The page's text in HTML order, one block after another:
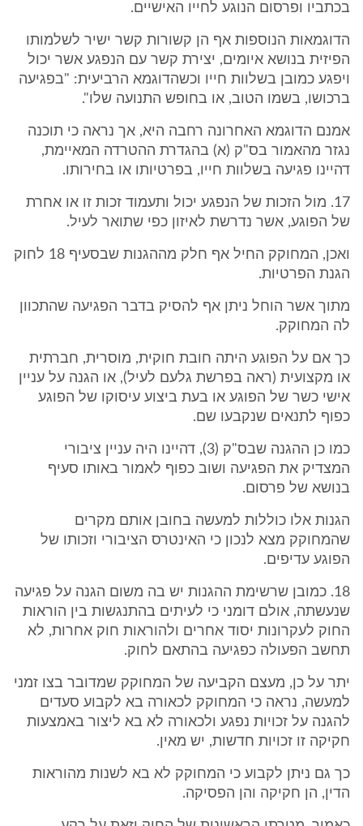
בכתביו ופרסום הנוגע לחייו האישיים.
הדוגמאות הנוספות אף הן קשורות קשר ישיר לשלמותו
הפיזית בנושא איומים, יצירת קשר עם הנפגע אשר יכול
ויפגע כמובן בשלוות חייו וכשהדוגמא הרביעית: "בפגיעה
ברכושו, בשמו הטוב, או בחופש התנועה שלו".
אמנם הדוגמא האחרונה רחבה היא, אך נראה כי תוכנה
נגזר מהאמור בס"ק (א) בהגדרת ההטרדה המאיימת,
דהיינו פגיעה בשלוות חייו, בפרטיותו או בחירותו.
17. מול הזכות של הנפגע יכול ותעמוד זכות זו או אחרת
של הפוגע, אשר נדרשת לאיזון כפי שתואר לעיל.
ואכן, המחוקק החיל אף חלק מההגנות שבסעיף 18 לחוק
הגנת הפרטיות.
מתוך אשר הוחל ניתן אף להסיק בדבר הפגיעה שהתכוון
לה המחוקק.
כך אם על הפוגע היתה חובת חוקית, מוסרית, חברתית
או מקצועית (ראה בפרשת גלעם לעיל), או הגנה על עניין
אישי כשר של הפוגע או בעת ביצוע עיסוקו של הפוגע
כפוף לתנאים שנקבעו שם.
כמו כן ההגנה שבס"ק (3), דהיינו היה עניין ציבורי
המצדיק את הפגיעה ושוב כפוף לאמור באותו סעיף
בנושא של פרסום.
הגנות אלו כוללות למעשה בחובן אותם מקרים
שהמחוקק מצא לנכון כי האינטרס הציבורי וזכותו של
הפוגע עדיפים.
18. כמובן שרשימת ההגנות יש בה משום הגנה על פגיעה
שנעשתה, אולם דומני כי לעיתים בהתנגשות בין הוראות
החוק לעקרונות יסוד אחרים ולהוראות חוק אחרות, לא
תחשב הפעולה כפגיעה בהתאם לחוק.
יתר על כן, מעצם הקביעה של המחוקק שמדובר בצו זמני
למעשה, נראה כי המחוקק לכאורה בא לקבוע סעדים
להגנה על זכויות נפגע ולכאורה לא בא ליצור באמצעות
חקיקה זו זכויות חדשות, יש מאין.
כך גם ניתן לקבוע כי המחוקק לא בא לשנות מהוראות
הדין, הן חקיקה והן הפסיקה.